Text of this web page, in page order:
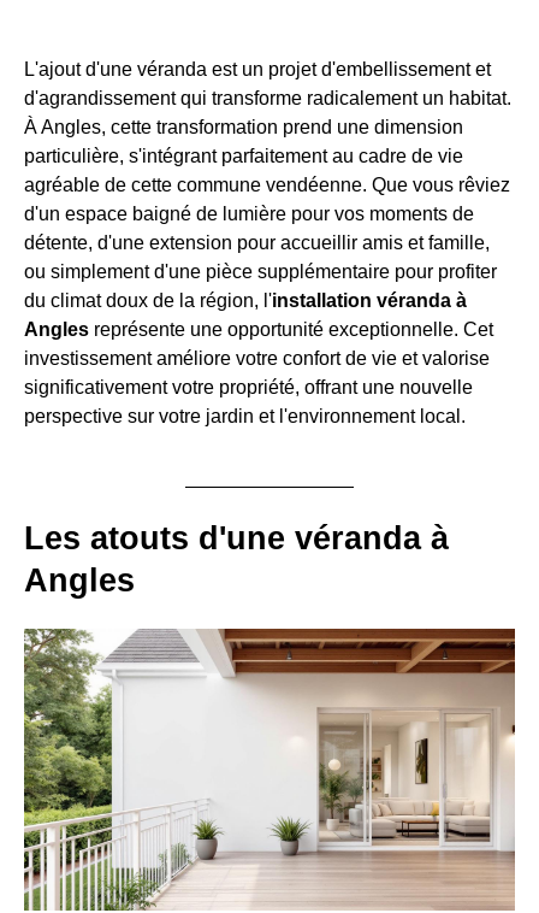
L'ajout d'une véranda est un projet d'embellissement et
d'agrandissement qui transforme radicalement un habitat.
À Angles, cette transformation prend une dimension
particulière, s'intégrant parfaitement au cadre de vie
agréable de cette commune vendéenne. Que vous rêviez
d'un espace baigné de lumière pour vos moments de
détente, d'une extension pour accueillir amis et famille,
ou simplement d'une pièce supplémentaire pour profiter
du climat doux de la région, l'installation véranda à
Angles représente une opportunité exceptionnelle. Cet
investissement améliore votre confort de vie et valorise
significativement votre propriété, offrant une nouvelle
perspective sur votre jardin et l'environnement local.
Les atouts d'une véranda à
Angles